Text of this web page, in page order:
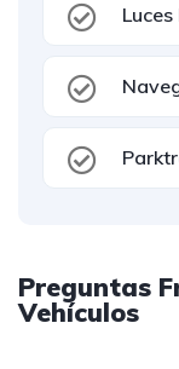
Preguntas
Vehículos